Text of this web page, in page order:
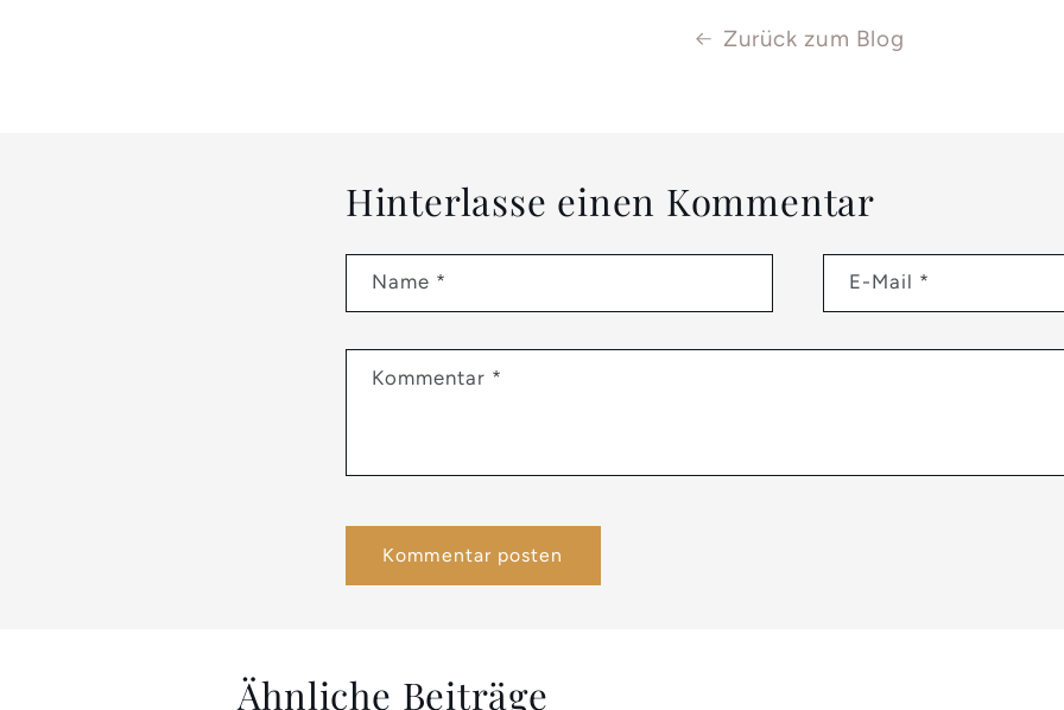
Zurück zum Blog
Hinterlasse einen Kommentar
Name * E-Mail *
Kommentar *
Ähnliche Beiträge